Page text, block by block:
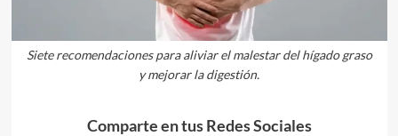
Siete recomendaciones para aliviar el malestar del hígado graso
y mejorar la digestión.
Comparte en tus Redes Sociales